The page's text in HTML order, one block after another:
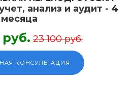
анализ и аудит - 4
месяца
23 100 руб.
КОНСУЛЬТАЦИЯ